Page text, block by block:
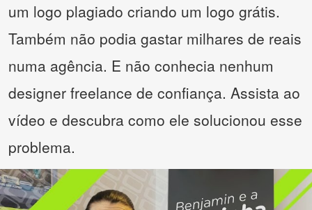
um logo plagiado criando um logo grátis.
Também não podia gastar milhares de reais
numa agência. E não conhecia nenhum
designer freelance de confiança. Assista ao
vídeo e descubra como ele solucionou esse
problema.